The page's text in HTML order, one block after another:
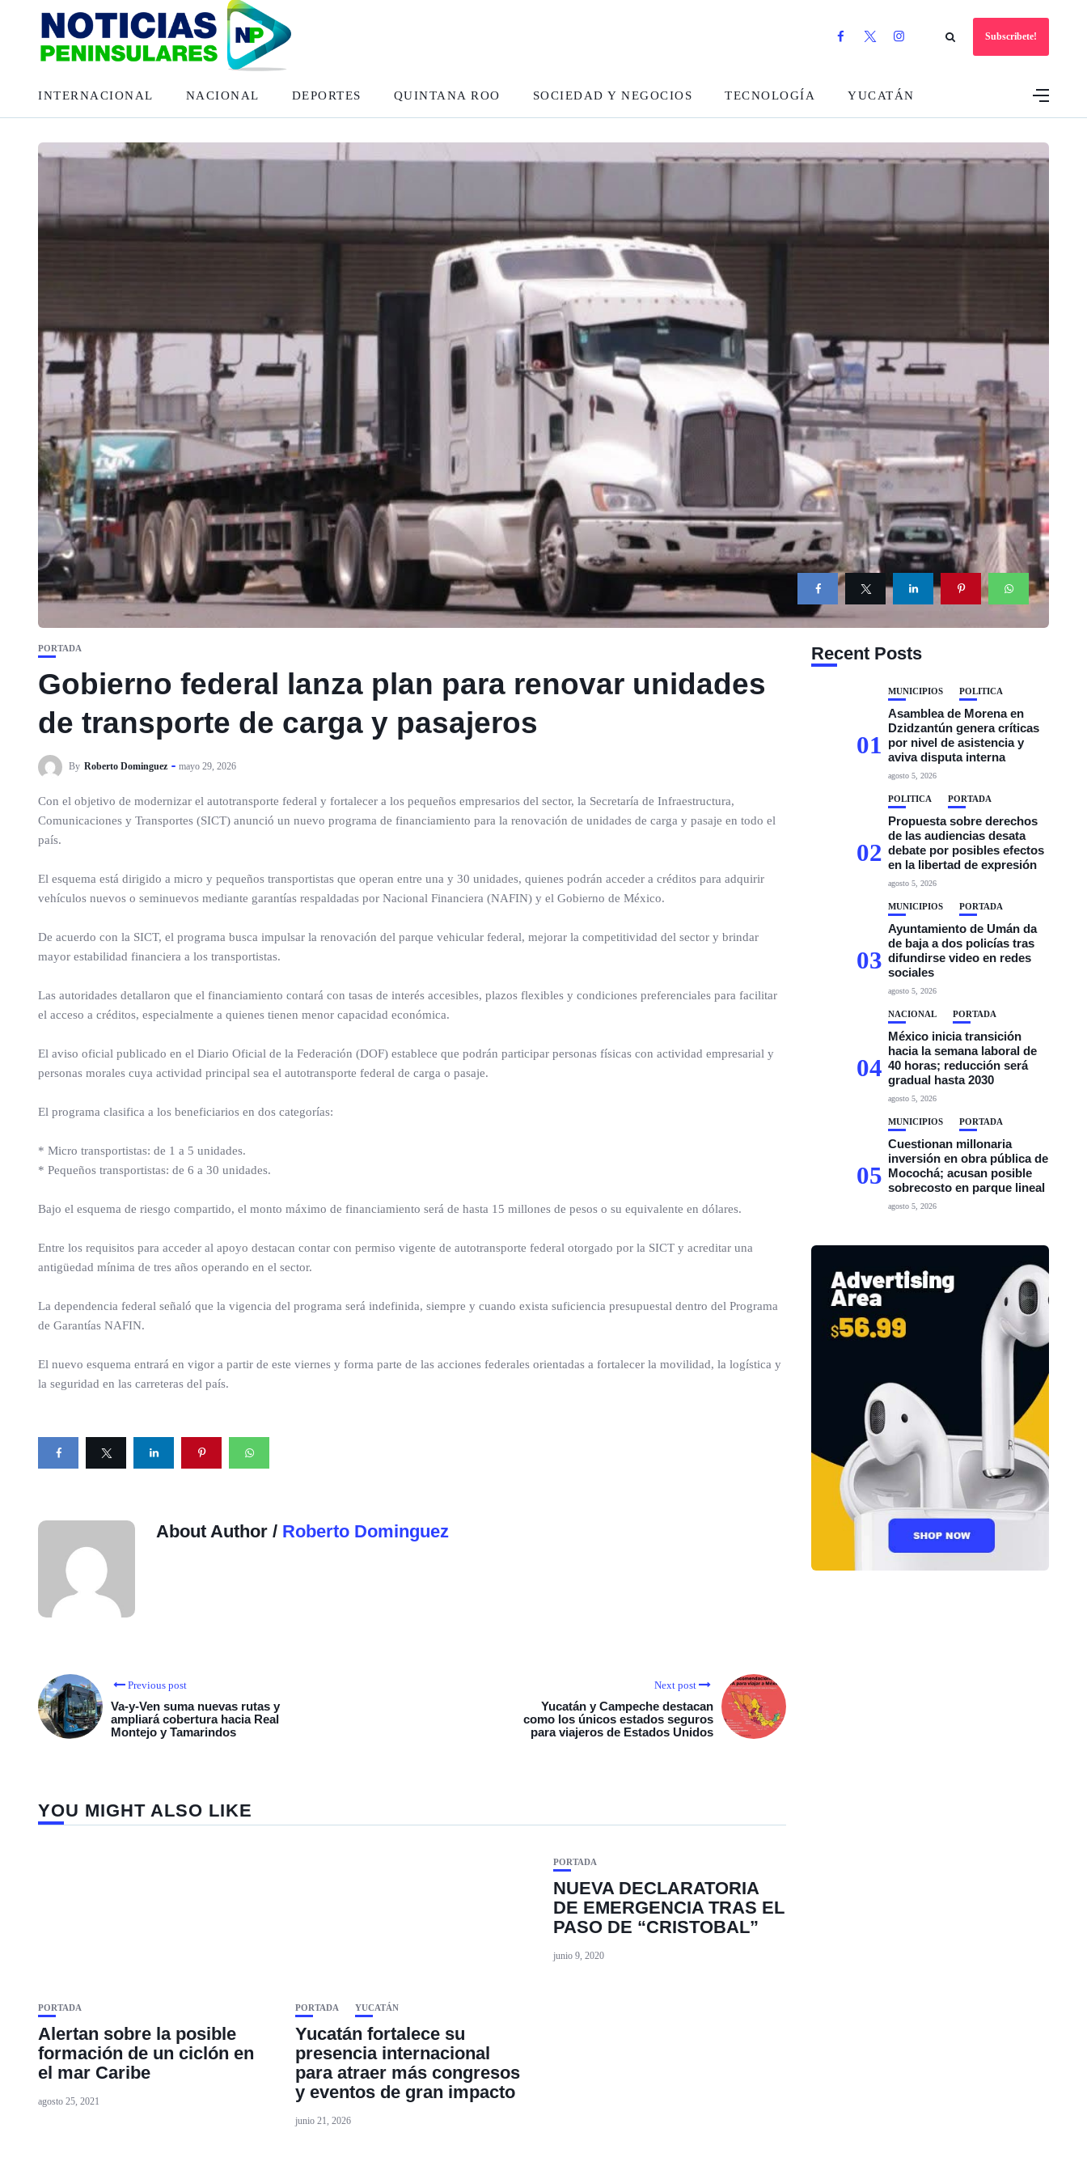
Subscribete!
INTERNACIONAL NACIONAL DEPORTES QUINTANA ROO SOCIEDAD Y NEGOCIOS TECNOLOGÍA YUCATÁN
PORTADA
Gobierno federal lanza plan para renovar unidades
de transporte de carga y pasajeros
By Roberto Dominguez mayo 29, 2026
Con el objetivo de modernizar el autotransporte federal y fortalecer a los pequeños empresarios del sector, la Secretaría de Infraestructura,
Comunicaciones y Transportes (SICT) anunció un nuevo programa de financiamiento para la renovación de unidades de carga y pasaje en todo el
país.
El esquema está dirigido a micro y pequeños transportistas que operan entre una y 30 unidades, quienes podrán acceder a créditos para adquirir
vehículos nuevos o seminuevos mediante garantías respaldadas por Nacional Financiera (NAFIN) y el Gobierno de México.
De acuerdo con la SICT, el programa busca impulsar la renovación del parque vehicular federal, mejorar la competitividad del sector y brindar
mayor estabilidad financiera a los transportistas.
Las autoridades detallaron que el financiamiento contará con tasas de interés accesibles, plazos flexibles y condiciones preferenciales para facilitar
el acceso a créditos, especialmente a quienes tienen menor capacidad económica.
El aviso oficial publicado en el Diario Oficial de la Federación (DOF) establece que podrán participar personas físicas con actividad empresarial y
personas morales cuya actividad principal sea el autotransporte federal de carga o pasaje.
El programa clasifica a los beneficiarios en dos categorías:
* Micro transportistas: de 1 a 5 unidades.
* Pequeños transportistas: de 6 a 30 unidades.
Bajo el esquema de riesgo compartido, el monto máximo de financiamiento será de hasta 15 millones de pesos o su equivalente en dólares.
Entre los requisitos para acceder al apoyo destacan contar con permiso vigente de autotransporte federal otorgado por la SICT y acreditar una
antigüedad mínima de tres años operando en el sector.
La dependencia federal señaló que la vigencia del programa será indefinida, siempre y cuando exista suficiencia presupuestal dentro del Programa
de Garantías NAFIN.
El nuevo esquema entrará en vigor a partir de este viernes y forma parte de las acciones federales orientadas a fortalecer la movilidad, la logística y
la seguridad en las carreteras del país.
About Author / Roberto Dominguez
Previous post
Va-y-Ven suma nuevas rutas y
ampliará cobertura hacia Real
Montejo y Tamarindos
Next post
Yucatán y Campeche destacan
como los únicos estados seguros
para viajeros de Estados Unidos
YOU MIGHT ALSO LIKE
PORTADA
Alertan sobre la posible
formación de un ciclón en
el mar Caribe
agosto 25, 2021
PORTADA YUCATÁN
Yucatán fortalece su
presencia internacional
para atraer más congresos
y eventos de gran impacto
junio 21, 2026
PORTADA
NUEVA DECLARATORIA
DE EMERGENCIA TRAS EL
PASO DE “CRISTOBAL”
junio 9, 2020
Recent Posts
01
MUNICIPIOS POLÍTICA
Asamblea de Morena en
Dzidzantún genera críticas
por nivel de asistencia y
aviva disputa interna
agosto 5, 2026
02
POLÍTICA PORTADA
Propuesta sobre derechos
de las audiencias desata
debate por posibles efectos
en la libertad de expresión
agosto 5, 2026
03
MUNICIPIOS PORTADA
Ayuntamiento de Umán da
de baja a dos policías tras
difundirse video en redes
sociales
agosto 5, 2026
04
NACIONAL PORTADA
México inicia transición
hacia la semana laboral de
40 horas; reducción será
gradual hasta 2030
agosto 5, 2026
05
MUNICIPIOS PORTADA
Cuestionan millonaria
inversión en obra pública de
Mocochá; acusan posible
sobrecosto en parque lineal
agosto 5, 2026